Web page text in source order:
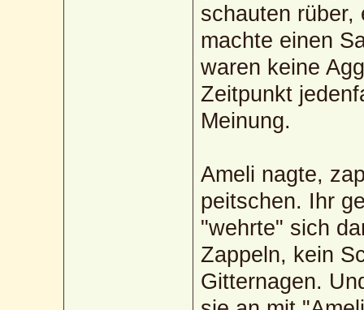
schauten rüber,
machte einen
waren keine
Zeitpunkt
Meinung.
Ameli nagte,
peitschen. Ihr
"wehrte" sich
Zappeln, kein
Gitternagen.